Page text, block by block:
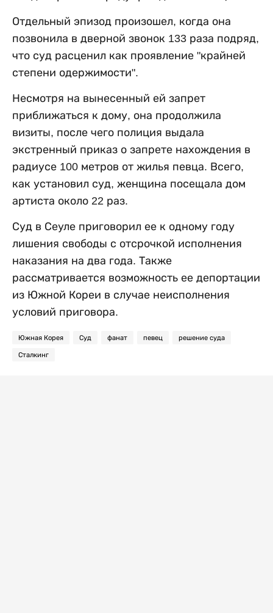
Отдельный эпизод произошел, когда она
позвонила в дверной звонок 133 раза подряд,
что суд расценил как проявление "крайней
степени одержимости".
Несмотря на вынесенный ей запрет
приближаться к дому, она продолжила
визиты, после чего полиция выдала
экстренный приказ о запрете нахождения в
радиусе 100 метров от жилья певца. Всего,
как установил суд, женщина посещала дом
артиста около 22 раз.
Суд в Сеуле приговорил ее к одному году
лишения свободы с отсрочкой исполнения
наказания на два года. Также
рассматривается возможность ее депортации
из Южной Кореи в случае неисполнения
условий приговора.
Южная Корея Суд фанат певец решение суда
Сталкинг